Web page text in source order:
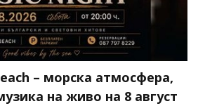
– морска атмосфера,
на живо на 8 август